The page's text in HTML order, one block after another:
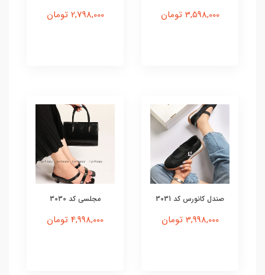
3,598,000 تومان 2,798,000 تومان
صندل کانورس کد 3031
3,998,000 تومان
مجلسی کد 3030
4,998,000 تومان